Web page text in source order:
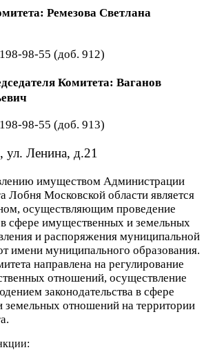
Ремезова Светлана
98-55 (доб. 912)
Комитета: Ваганов
98-55 (доб. 913)
ул. Ленина, д.21
имуществом Администрации
Лобня Московской области является
осуществляющим проведение
сфере имущественных и земельных
и распоряжения муниципальной
имени муниципального образования.
направлена на регулирование
отношений, осуществление
законодательства в сфере
земельных отношений на территории